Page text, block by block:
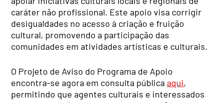
caráter não profissional. Este apoio visa corrigir
desigualdades no acesso à criação e fruição
cultural, promovendo a participação das
comunidades em atividades artísticas e culturais.
O Projeto de Aviso do Programa de Apoio
encontra-se agora em consulta públicaaqui,
permitindo que agentes culturais e interessados